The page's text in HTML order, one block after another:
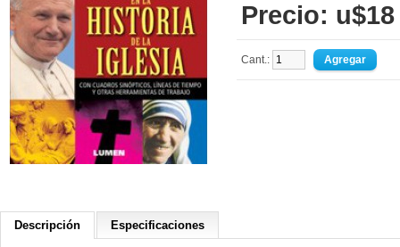
Precio: u$18
Cant.:
Descripción Especificaciones